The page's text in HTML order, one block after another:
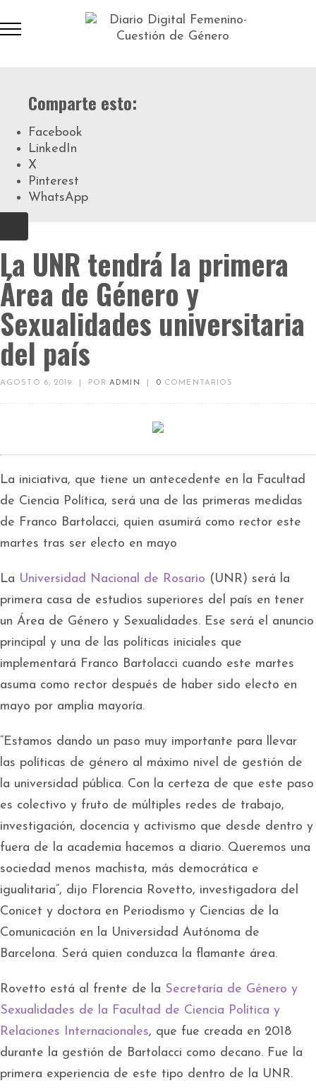
Comparte esto:
Facebook
LinkedIn
X
Pinterest
WhatsApp
La UNR tendrá la primera
Área de Género y
Sexualidades universitaria
del país
AGOSTO 6, 2019 PORADMIN 0 COMENTARIOS
La iniciativa, que tiene un antecedente en la Facultad
de Ciencia Política, será una de las primeras medidas
de Franco Bartolacci, quien asumirá como rector este
martes tras ser electo en mayo
La Universidad Nacional de Rosario (UNR) será la
primera casa de estudios superiores del país en tener
un Área de Género y Sexualidades. Ese será el anuncio
principal y una de las políticas iniciales que
implementará Franco Bartolacci cuando este martes
asuma como rector después de haber sido electo en
mayo por amplia mayoría.
“Estamos dando un paso muy importante para llevar
las políticas de género al máximo nivel de gestión de
la universidad pública. Con la certeza de que este paso
es colectivo y fruto de múltiples redes de trabajo,
investigación, docencia y activismo que desde dentro y
fuera de la academia hacemos a diario. Queremos una
sociedad menos machista, más democrática e
igualitaria”, dijo Florencia Rovetto, investigadora del
Conicet y doctora en Periodismo y Ciencias de la
Comunicación en la Universidad Autónoma de
Barcelona. Será quien conduzca la flamante área.
Rovetto está al frente de la Secretaría de Género y
Sexualidades de la Facultad de Ciencia Política y
Relaciones Internacionales, que fue creada en 2018
durante la gestión de Bartolacci como decano. Fue la
primera experiencia de este tipo dentro de la UNR.